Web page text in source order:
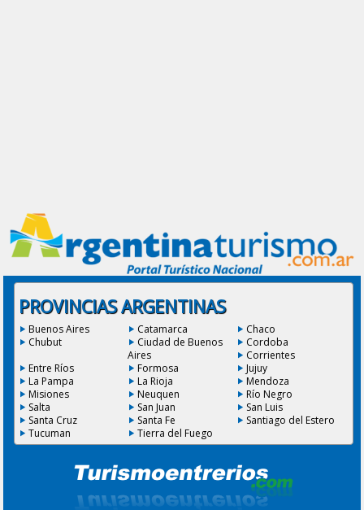
PROVINCIAS ARGENTINAS
Buenos Aires Catamarca
Chaco
Chubut
Ciudad de Buenos
Aires
Cordoba
Corrientes
Entre Ríos
Formosa
Jujuy
La Pampa
La Rioja
Mendoza
Misiones
Neuquen
Río Negro
Salta
San Juan
San Luis
Santa Cruz
Santa Fe
Santiago del Estero
Tucuman
Tierra del Fuego